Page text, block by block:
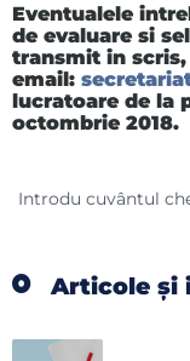
Eventualele
de evaluare si
transmit in scris,
email: s
lucratoare de la
octombrie 2018.
Articole și